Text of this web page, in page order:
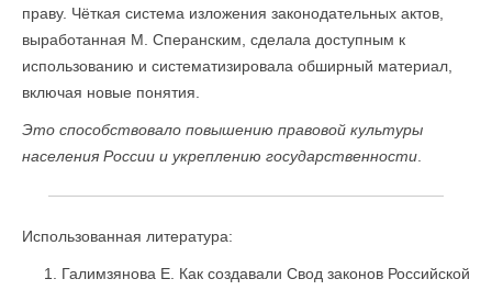
праву. Чёткая система изложения законодательных актов,
выработанная М. Сперанским, сделала доступным к
использованию и систематизировала обширный материал,
включая новые понятия.
Это способствовало повышению правовой культуры
населения России и укреплению государственности
Использованная литература:
Галимзянова Е. Как создавали Свод законов Российской